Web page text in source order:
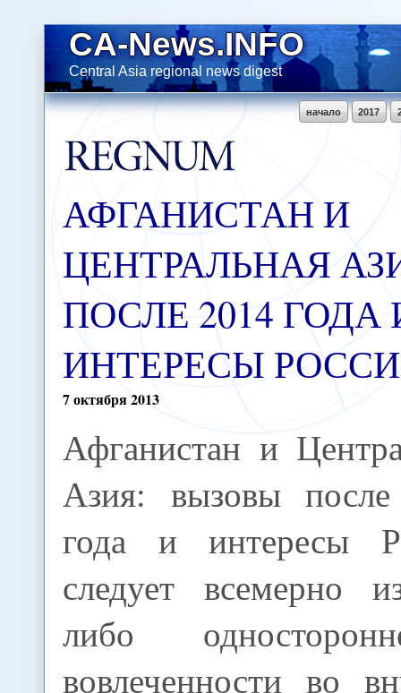
CA-News.INFO
Central Asia regional news digest
2017
начало
АФГАНИСТАН И
ЦЕНТРАЛЬНАЯ
ПОСЛЕ 2014 ГОДА
ИНТЕРЕСЫ
7октября2013
Афганистан и
Азия: вызовы
года и интересы
следует всемерно
либо
вовлеченности во